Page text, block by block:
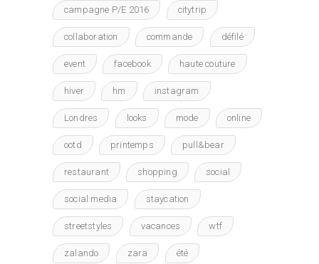
campagne P/E 2016 citytrip
collaboration commande défilé
event facebook haute couture
hiver hm instagram
Londres looks mode online
ootd printemps pull&bear
restaurant shopping social
social media staycation
streetstyles vacances wtf
zalando zara été